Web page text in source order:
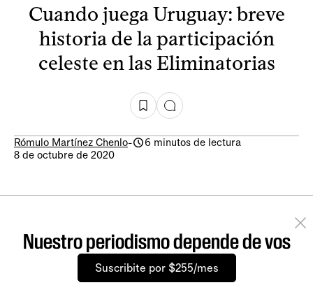
Cuando juega Uruguay: breve
historia de la participación
celeste en las Eliminatorias
Rómulo Martínez Chenlo-
6 minutos de lectura
8 de octubre de 2020
Nuestro periodismo depende de vos
Suscribite por $255/mes